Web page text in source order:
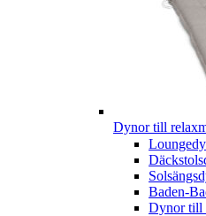
Dynor till
Baden-
Dynor till